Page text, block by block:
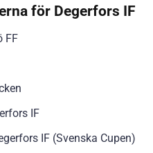
för Degerfors IF
FF
IF
IF (Svenska Cupen)